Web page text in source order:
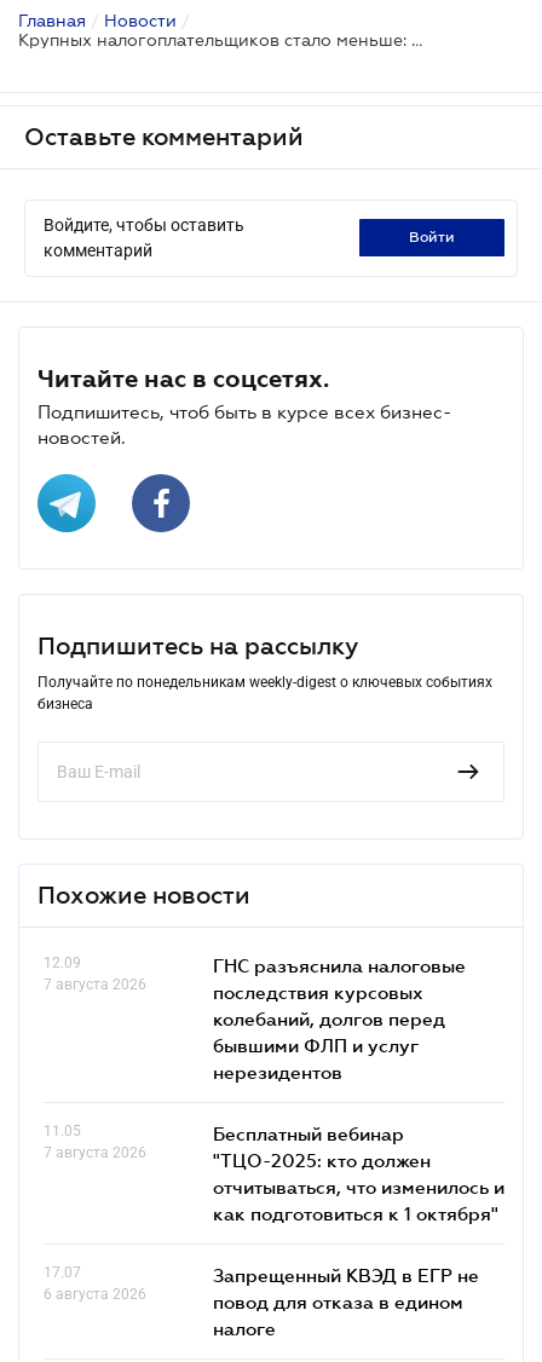
Главная / Новости /
Крупных налогоплательщиков стало меньше: Реестр на 2022 год
Оставьте комментарий
Войдите, чтобы оставить
комментарий
войти
Читайте нас в соцсетях.
Подпишитесь, чтоб быть в курсе всех бизнес-
новостей.
Подпишитесь на рассылку
Получайте по понедельникам weekly-digest о ключевых событиях
бизнеса
Похожие новости
12.09
7 августа 2026
ГНС разъяснила налоговые
последствия курсовых
колебаний, долгов перед
бывшими ФЛП и услуг
нерезидентов
11.05
7 августа 2026
Бесплатный вебинар
"ТЦО-2025: кто должен
отчитываться, что изменилось и
как подготовиться к 1 октября"
17.07
6 августа 2026
Запрещенный КВЭД в ЕГР не
повод для отказа в едином
налоге